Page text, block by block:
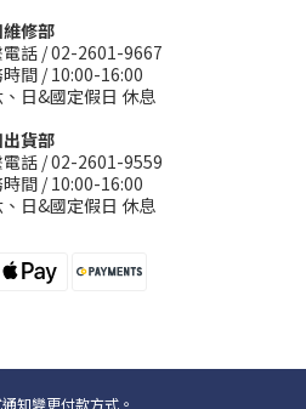
修部
話 / 02-2601-9667
時間 / 10:00-16:00
日&國定假日 休息
貨部
話 / 02-2601-9559
時間 / 10:00-16:00
日&國定假日 休息
知變更付款方式。